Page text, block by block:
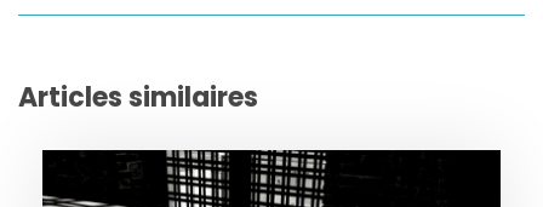
Articles similaires